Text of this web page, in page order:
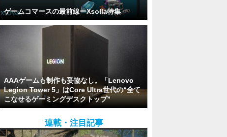
ゲームコマースの最前線ーXsolla特集
AAAゲームも制作も妥協なし。「Lenovo
Legion Tower 5」はCore Ultra世代の“全て
こなせるゲーミングデスクトップ”
連載・注目記事